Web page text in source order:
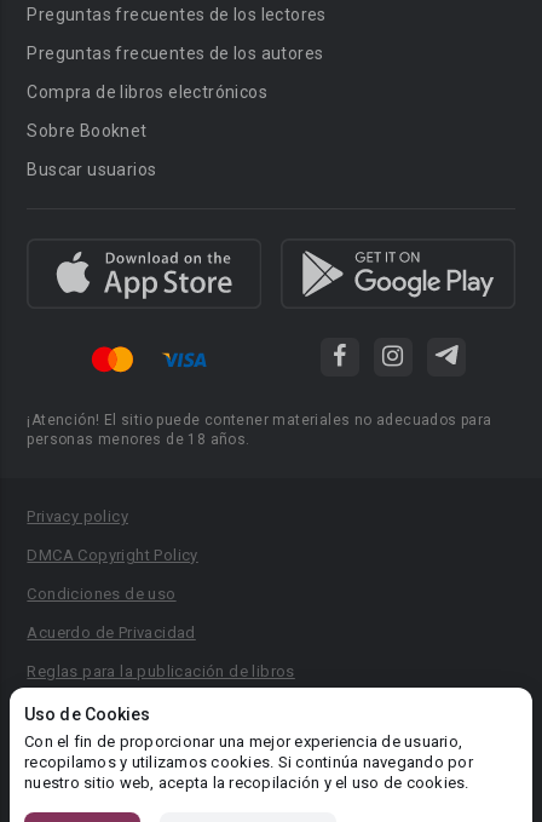
Uso de Cookies
Con el fin de proporcionar una mejor experiencia de usuario,
recopilamos y utilizamos cookies. Si continúa navegando por
nuestro sitio web, acepta la recopilación y el uso de cookies.
Preguntas frecuentes de los lectores
Preguntas frecuentes de los autores
Compra de libros electrónicos
Sobre Booknet
Buscar usuarios
¡Atención! El sitio puede contener materiales no adecuados para
personas menores de 18 años.
Privacy policy
DMCA Copyright Policy
Condiciones de uso
Acuerdo de Privacidad
Reglas para la publicación de libros
Área RR.PP.: pr@booknet.com
© 2026 Booknet. Todos los derechos reservados.